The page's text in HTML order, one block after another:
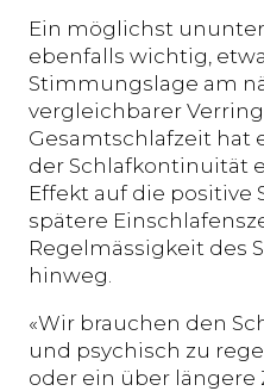
Ein möglichst
ebenfalls wichtig,
Stimmungslage am
vergleichbarer
Gesamtschlafzeit hat
der Schlafkontinuität
Effekt auf die positive
spätere
Regelmässigkeit des
hinweg.
«Wir brauchen den
und psychisch zu
oder ein über längere